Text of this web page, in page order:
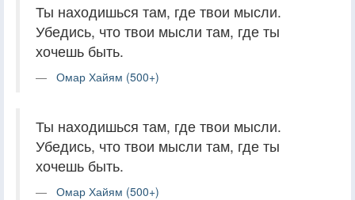
Ты находишься там, где твои мысли.
Убедись, что твои мысли там, где ты
хочешь быть.
Омар Хайям (500+)
Ты находишься там, где твои мысли.
Убедись, что твои мысли там, где ты
хочешь быть.
Омар Хайям (500+)